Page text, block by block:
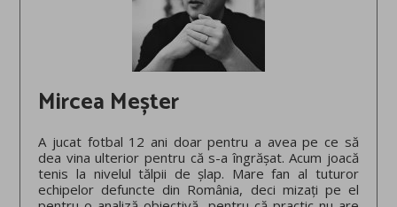
Mircea Meșter
A jucat fotbal 12 ani doar pentru a avea pe ce să
dea vina ulterior pentru că s-a îngrășat. Acum joacă
tenis la nivelul tălpii de șlap. Mare fan al tuturor
echipelor defuncte din România, deci mizați pe el